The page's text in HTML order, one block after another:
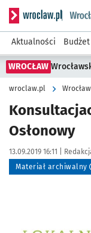
Serwis
Aktualności
WROCŁAW
wroclaw.pl
Osłonowy
Data publikacji:
13.09.2019 16:11 | Autor:
Materiał archiwalny